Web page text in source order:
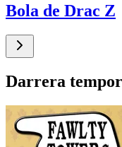
Bola de Drac Z
Darrera